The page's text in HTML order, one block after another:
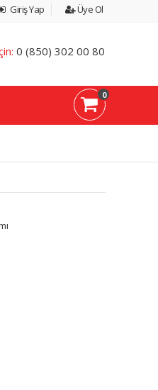
Giriş Yap Üye Ol
0 (850) 302 00 80
0